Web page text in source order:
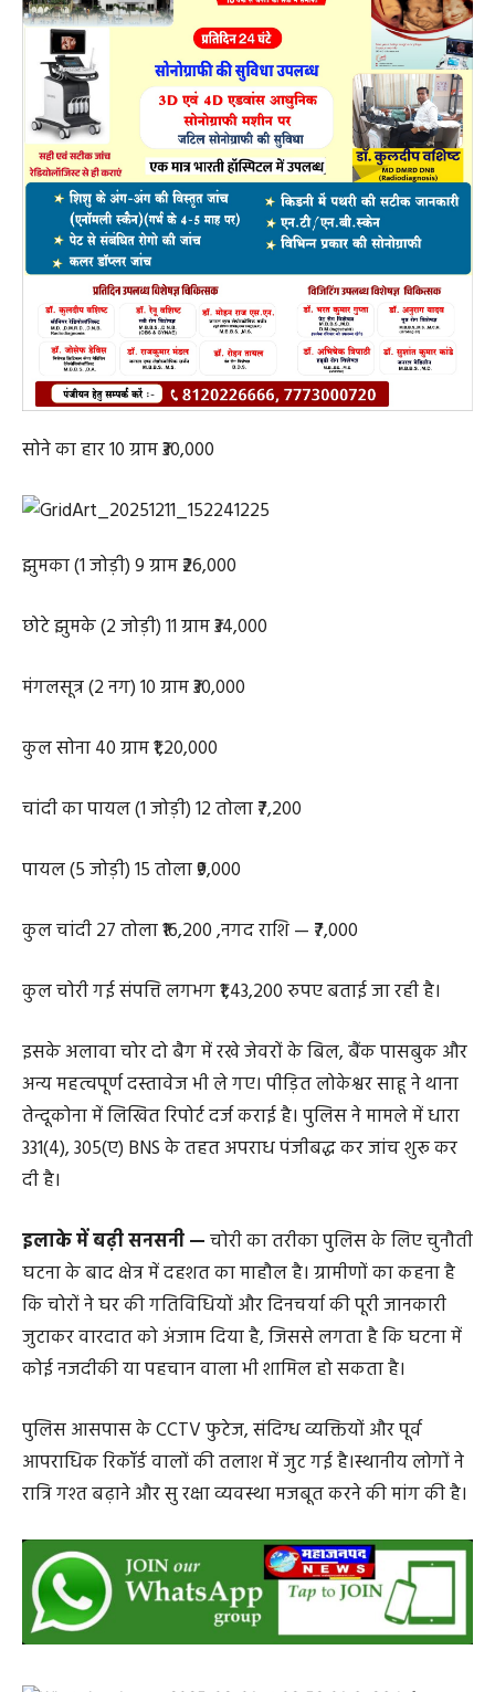
सोने का हार 10 ग्राम ₹30,000
झुमका (1 जोड़ी) 9 ग्राम ₹26,000
छोटे झुमके (2 जोड़ी) 11 ग्राम ₹34,000
मंगलसूत्र (2 नग) 10 ग्राम ₹30,000
कुल सोना 40 ग्राम ₹1,20,000
चांदी का पायल (1 जोड़ी) 12 तोला ₹7,200
पायल (5 जोड़ी) 15 तोला ₹9,000
कुल चांदी 27 तोला ₹16,200 ,नगद राशि — ₹7,000
कुल चोरी गई संपत्ति लगभग ₹1,43,200 रुपए बताई जा रही है।
इसके अलावा चोर दो बैग में रखे जेवरों के बिल, बैंक पासबुक और
अन्य महत्वपूर्ण दस्तावेज भी ले गए। पीड़ित लोकेश्वर साहू ने थाना
तेन्दूकोना में लिखित रिपोर्ट दर्ज कराई है। पुलिस ने मामले में धारा
331(4), 305(ए) BNS के तहत अपराध पंजीबद्ध कर जांच शुरू कर
दी है।
इलाके में बढ़ी सनसनी —चोरी का तरीका पुलिस के लिए चुनौती
घटना के बाद क्षेत्र में दहशत का माहौल है। ग्रामीणों का कहना है
कि चोरों ने घर की गतिविधियों और दिनचर्या की पूरी जानकारी
जुटाकर वारदात को अंजाम दिया है, जिससे लगता है कि घटना में
कोई नजदीकी या पहचान वाला भी शामिल हो सकता है।
पुलिस आसपास के CCTV फुटेज, संदिग्ध व्यक्तियों और पूर्व
आपराधिक रिकॉर्ड वालों की तलाश में जुट गई है।स्थानीय लोगों ने
रात्रि गश्त बढ़ाने और सु रक्षा व्यवस्था मजबूत करने की मांग की है।